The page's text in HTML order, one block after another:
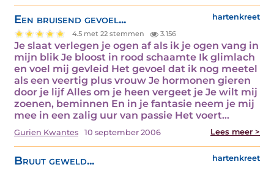
Een bruisend gevoel... hartenkreet
4.5 met 22 stemmen 3.156
Je slaat verlegen je ogen af als ik je ogen vang in
mijn blik Je bloost in rood schaamte Ik glimlach
en voel mij gevleid Het gevoel dat ik nog meetel
als een veertig plus vrouw Je hormonen gieren
door je lijf Alles om je heen vergeet je Je wilt mij
zoenen, beminnen En in je fantasie neem je mij
mee in een zalig uur van passie Het voert…
Gurien Kwantes 10 september 2006 Lees meer >
Bruut geweld... hartenkreet